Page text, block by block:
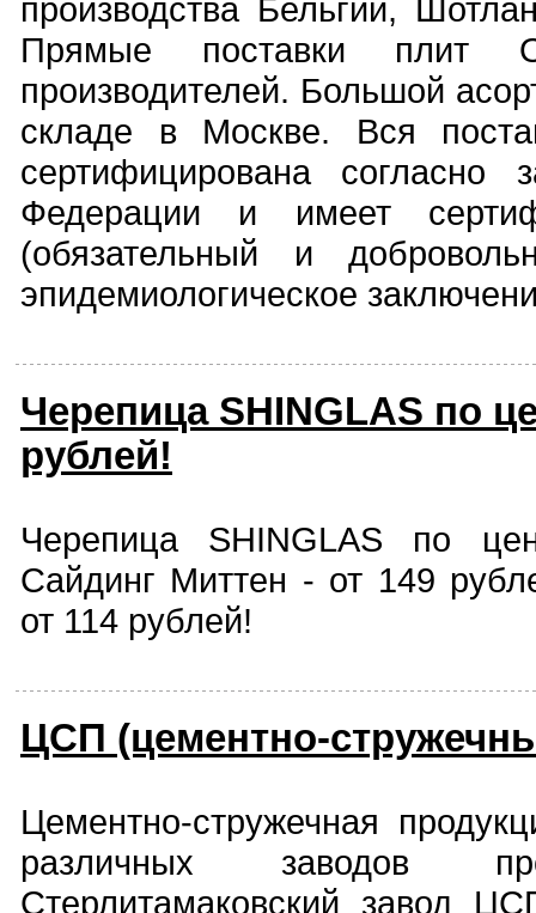
производства Бельгии,
Прямые поставки плит
производителей. Большой
складе в Москве. Вся
сертифицирована согласно
Федерации и имеет
(обязательный и
эпидемиологическое
Черепица SHINGLAS по
рублей!
Черепица SHINGLAS по
Сайдинг Миттен - от 149
от 114 рублей!
ЦСП (цементно-
Цементно-стружечная
различных заводов
Стерлитамаковский завод